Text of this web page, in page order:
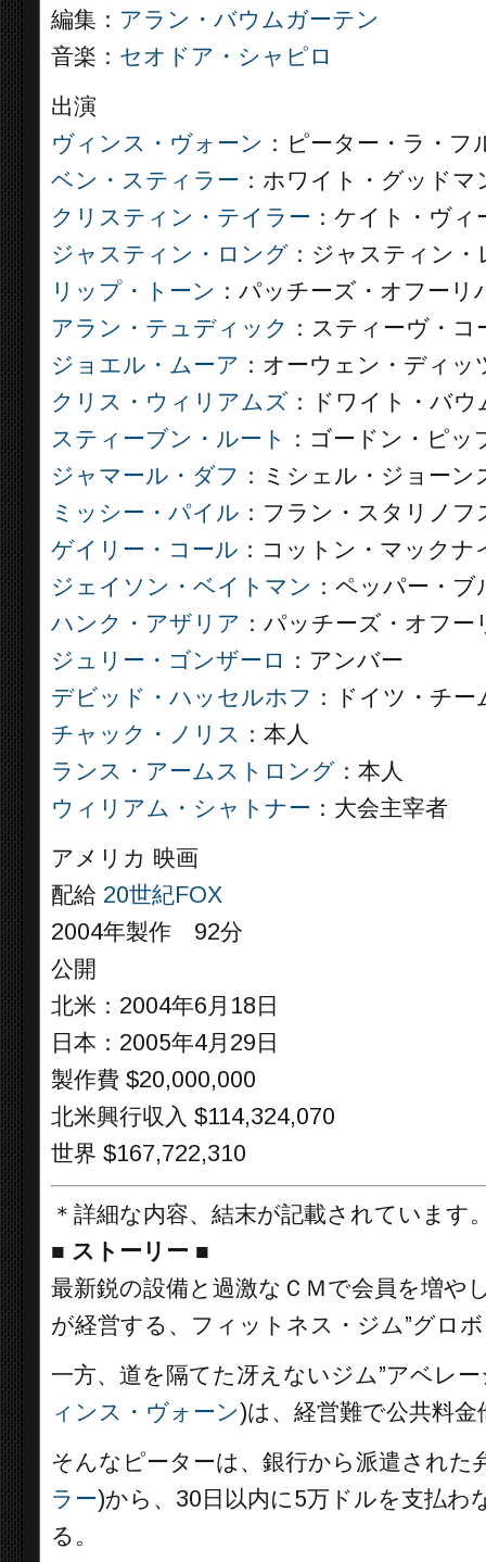
編集： アラン・バウムガーテン
音楽： セオドア・シャピロ
出演
ヴィンス・ヴォーン ：ピーター・ラ・フ
ベン・スティラー ：ホワイト・グッドマ
クリスティン・テイラー ：ケイト・ヴィ
ジャスティン・ロング ：ジャスティン
リップ・トーン ：パッチーズ・オフーリ
アラン・テュディック ：スティーヴ・コ
ジョエル・ムーア ：オーウェン・ディッ
クリス・ウィリアムズ ：ドワイト・バ
スティーブン・ルート
：ゴードン・ピッ
ジャマール・ダフ ：ミシェル・ジョーン
ミッシー・パイル ：フラン・スタリノ
ゲイリー・コール ：コットン・マックナ
ジェイソン・ベイトマン ：ペッパー・
ハンク・アザリア ：パッチーズ・オフ
ジュリー・ゴンザーロ ：アンバー
デビッド・ハッセルホフ ：ドイツ・チ
チャック・ノリス ：本人
ランス・アームストロング ：本人
ウィリアム・シャトナー ：大会主宰者
アメリカ 映画
配給 20世紀FOX
2004年製作 92分
公開
北米：2004年6月18日
日本：2005年4月29日
製作費 $20,000,000
北米興行収入 $114,324,070
世界 $167,722,310
＊詳細な内容、結末が記載されています
■ ストーリー ■
最新鋭の設備と過激なＣＭで会員を増や
が経営する、フィットネス・ジム”グロ
一方、道を隔てた冴えないジム”アベレ
ィンス・ヴォーン)は、経営難で公共料
そんなピーターは、銀行から派遣された
ラー)から、30日以内に5万ドルを支払
る。